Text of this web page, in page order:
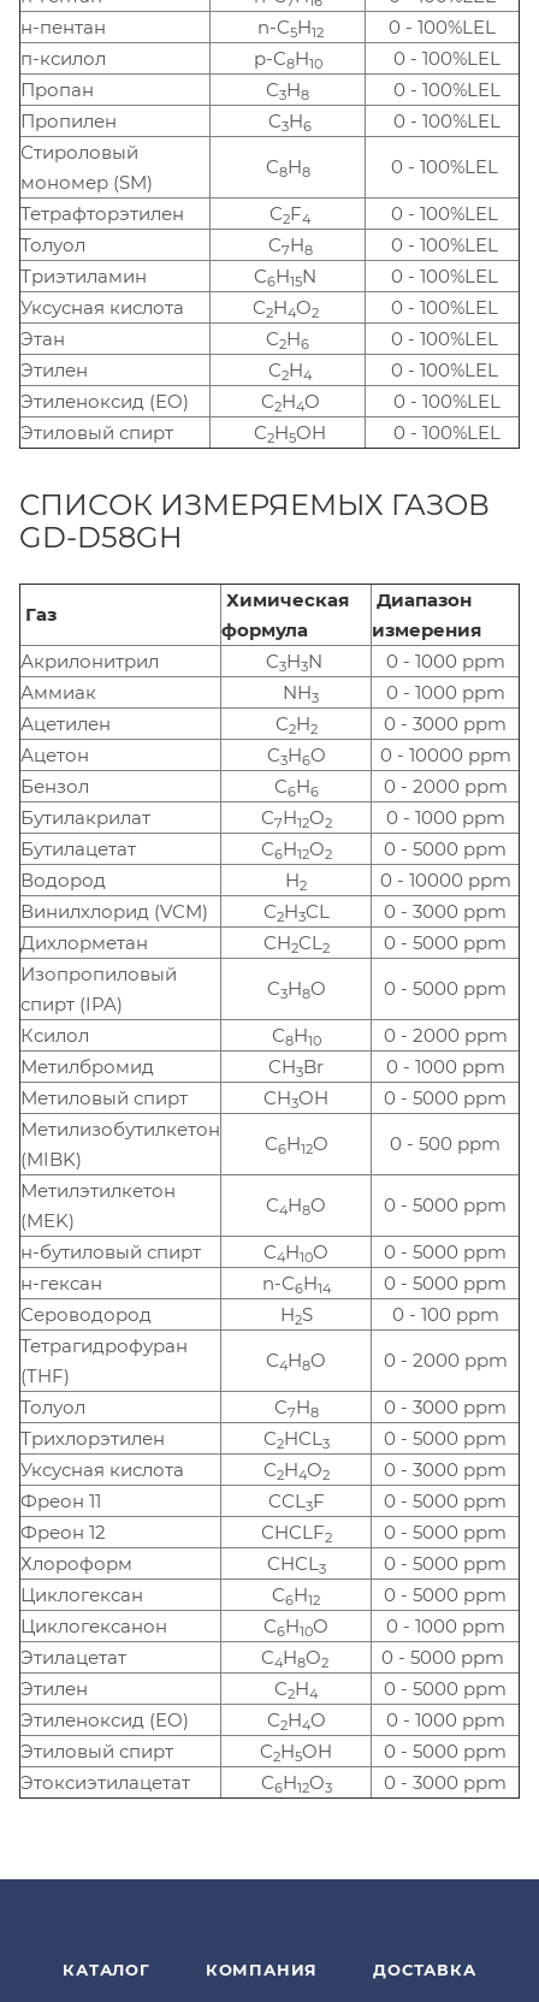
н-пентан
n-C5H12
0 - 100%LEL
п-ксилол
p-C8H10
0 - 100%LEL
Пропан
C3H8
0 - 100%LEL
Пропилен
C3H6
0 - 100%LEL
Стироловый
мономер (SM)
C8H8 0 - 100%LEL
Тетрафторэтилен C2F4
0 - 100%LEL
Толуол
C7H8
0 - 100%LEL
Триэтиламин
C6H15N
0 - 100%LEL
Уксусная кислота
C2H4O2
0 - 100%LEL
Этан
C2H6
0 - 100%LEL
Этилен
C2H4
0 - 100%LEL
Этиленоксид (EO)
C2H4O
0 - 100%LEL
Этиловый спирт
C2H5OH 0 - 100%LEL
СПИСОК ИЗМЕРЯЕМЫХ ГАЗОВ
GD-D58GH
Газ
Химическая
формула
Диапазон
измерения
Акрилонитрил
C3H3N
0 - 1000 ppm
Аммиак
NH3
0 - 1000 ppm
Ацетилен
C2H2
0 - 3000 ppm
Ацетон
C3H6O
0 - 10000 ppm
Бензол
C6H6
0 - 2000 ppm
Бутилакрилат
C7H12O2
0 - 1000 ppm
Бутилацетат
C6H12O2
0 - 5000 ppm
Водород
H2
0 - 10000 ppm
Винилхлорид (VCM)
C2H3CL
0 - 3000 ppm
Дихлорметан
CH2CL2
0 - 5000 ppm
Изопропиловый
спирт (IPA)
C3H8O 0 - 5000 ppm
Ксилол C8H10
0 - 2000 ppm
Метилбромид
CH3Br
0 - 1000 ppm
Метиловый спирт
CH3OH
0 - 5000 ppm
Метилизобутилкетон
(MIBK)
C6H12O 0 - 500 ppm
Метилэтилкетон
(MEK)
C4H8O 0 - 5000 ppm
н-бутиловый спирт C4H10O
0 - 5000 ppm
н-гексан
n-C6H14
0 - 5000 ppm
Сероводород
H2S
0 - 100 ppm
Тетрагидрофуран
(THF)
C4H8O 0 - 2000 ppm
Толуол C7H8
0 - 3000 ppm
Трихлорэтилен
C2HCL3
0 - 5000 ppm
Уксусная кислота
C2H4O2
0 - 3000 ppm
Фреон 11
CCL3F
0 - 5000 ppm
Фреон 12
CHCLF2
0 - 5000 ppm
Хлороформ
CHCL3
0 - 5000 ppm
Циклогексан
C6H12
0 - 5000 ppm
Циклогексанон
C6H10O
0 - 1000 ppm
Этилацетат
C4H8O2
0 - 5000 ppm
Этилен
C2H4
0 - 5000 ppm
Этиленоксид (EO)
C2H4O
0 - 1000 ppm
Этиловый спирт
C2H5OH
0 - 5000 ppm
Этоксиэтилацетат
C6H12O3 0 - 3000 ppm
КАТАЛОГ КОМПАНИЯ ДОСТАВКА